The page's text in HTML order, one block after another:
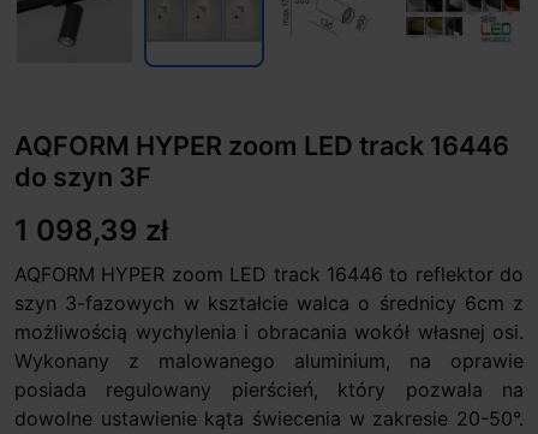
AQFORM HYPER zoom LED track 16446
do szyn 3F
1 098,39 zł
AQFORM HYPER zoom LED track 16446 to reflektor do
szyn 3-fazowych w kształcie walca o średnicy 6cm z
możliwością wychylenia i obracania wokół własnej osi.
Wykonany z malowanego aluminium, na oprawie
posiada regulowany pierścień, który pozwala na
dowolne ustawienie kąta świecenia w zakresie 20-50°.